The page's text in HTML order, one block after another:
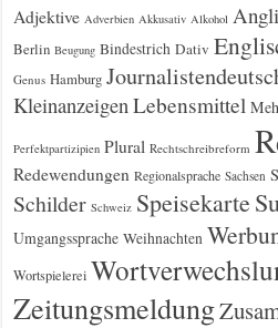
Adjektive Adverbien Akkusativ Alkohol
Berlin Beugung Bindestrich Dativ
Genus Hamburg
KleinanzeigenLebensmittel
Perfektpartizipien Plural Rechtschreibreform
Redewendungen Regionalsprache Sachsen
Schilder Schweiz Speisekarte
Umgangssprache Weihnachten
Wortspielerei
Zeitungsmeldung